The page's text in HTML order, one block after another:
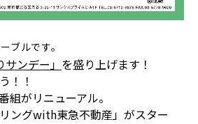
ブルです。
サンデー」 を盛り上げます！
！！
組がリニューアル。
ングwith東急不動産」がスター